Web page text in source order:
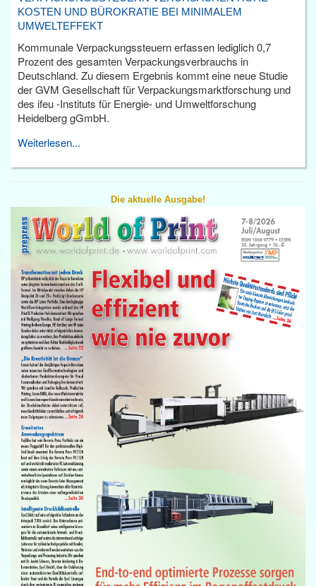
KOSTEN UND BÜROKRATIE BEI MINIMALEM
UMWELTEFFEKT
Kommunale Verpackungssteuern erfassen lediglich 0,7
Prozent des gesamten Verpackungsverbrauchs in
Deutschland. Zu diesem Ergebnis kommt eine neue Studie
der GVM Gesellschaft für Verpackungsmarktforschung und
des ifeu -Instituts für Energie- und Umweltforschung
Heidelberg gGmbH.
Weiterlesen...
Die aktuelle Ausgabe!